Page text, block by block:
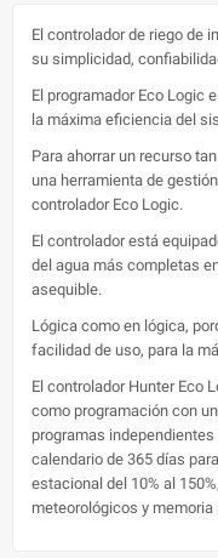
El controlador de riego de
su simplicidad,
El programador Eco Logic
la máxima eficiencia del
Para ahorrar un recurso
una herramienta de
controlador Eco Logic.
El controlador está
del agua más completas
asequible.
Lógica como en lógica,
facilidad de uso, para la
El controlador Hunter Eco
como programación con
programas
calendario de 365 días
estacional del 10% al
meteorológicos y memoria